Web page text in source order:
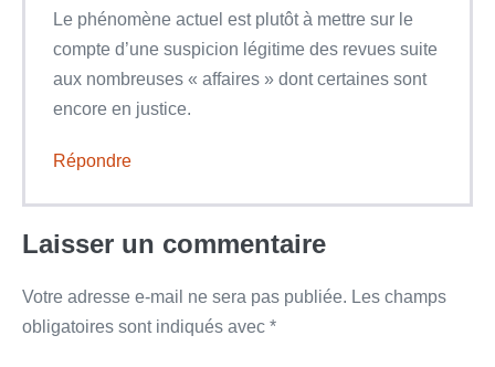
Le phénomène actuel est plutôt à mettre sur le
compte d’une suspicion légitime des revues suite
aux nombreuses « affaires » dont certaines sont
encore en justice.
Répondre
Laisser un commentaire
Votre adresse e-mail ne sera pas publiée. Les champs
obligatoires sont indiqués avec *